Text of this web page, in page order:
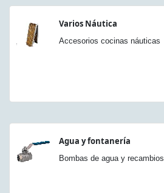
Varios Náutica
Accesorios cocinas náuticas
Agua y fontanería
Bombas de agua y recambios